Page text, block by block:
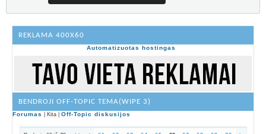
REKLAMA 400X60
Automatizuotas hostingas
BENDROJI OFF-TOPIC TEMA(WIPE 3)
Forumas | Kita | Off-Topic diskusijos